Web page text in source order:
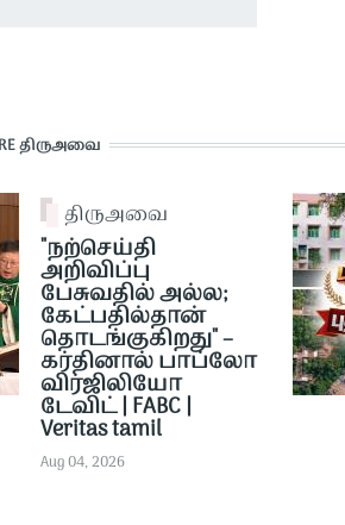
திருஅவை
திருஅவை
"நற்செய்தி
அறிவிப்பு
பேசுவதில் அல்ல;
கேட்பதில்தான்
தொடங்குகிறது" –
கர்தினால் பாப்லோ
விர்ஜிலியோ
டேவிட் | FABC |
Veritas tamil
Aug 04, 2026